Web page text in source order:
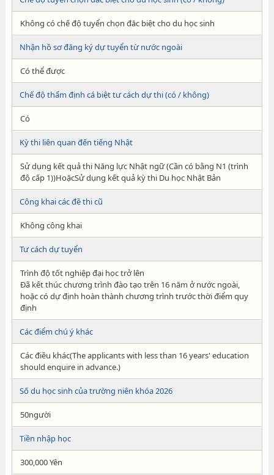
Không có chế độ tuyển chọn đăc biệt cho du học sinh
Nhận hồ sơ đăng ký dự tuyển từ nước ngoài
Có thể được
Chế độ thẩm định cá biệt tư cách dự thi (có / không)
Có
Kỳ thi liên quan đến tiếng Nhật
Sử dụng kết quả thi Năng lực Nhật ngữ (Cần có bằng N1 (trình
độ cấp 1))HoặcSử dụng kết quả kỳ thi Du học Nhật Bản
Công khai các đề thi cũ
Không công khai
Tư cách dự tuyển
Trình độ tốt nghiệp đại học trở lên
Đã kết thúc chương trình đào tạo trên 16 năm ở nước ngoài,
hoặc có dự định hoàn thành chương trình trước thời điểm quy
định
Các điểm chú ý khác
Các điều khác(The applicants with less than 16 years' education
should enquire in advance.)
Số du học sinh của trường niên khóa 2026
50người
Tiền nhập học
300,000 Yên